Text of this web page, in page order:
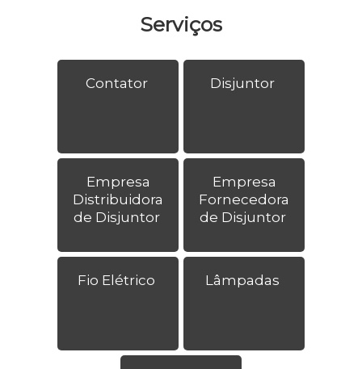
Serviços
Contator Disjuntor
Empresa
Distribuidora
de Disjuntor
Empresa
Fornecedora
de Disjuntor
Fio Elétrico Lâmpadas